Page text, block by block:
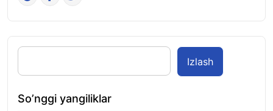
Izlash
So’nggi yangiliklar